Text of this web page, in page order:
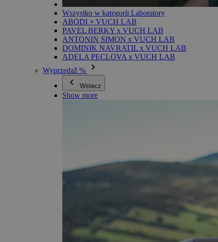
Wszystko w kategorii Laboratory
ABODI × VUCH LAB
PAVEL BERKY x VUCH LAB
ANTONIN SIMON x VUCH LAB
DOMINIK NAVRATIL x VUCH LAB
ADELA PECLOVA x VUCH LAB
Wyprzedaž %
Wstecz
Show more